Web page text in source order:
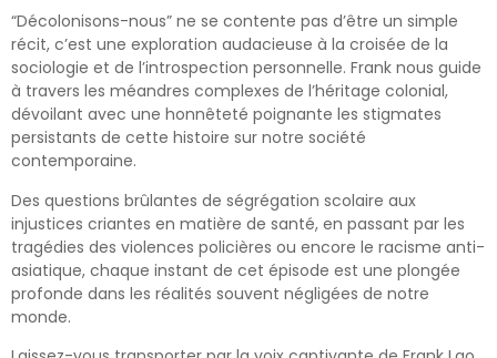
“Décolonisons-nous” ne se contente pas d’être un simple
récit, c’est une exploration audacieuse à la croisée de la
sociologie et de l’introspection personnelle. Frank nous guide
à travers les méandres complexes de l’héritage colonial,
dévoilant avec une honnêteté poignante les stigmates
persistants de cette histoire sur notre société
contemporaine.
Des questions brûlantes de ségrégation scolaire aux
injustices criantes en matière de santé, en passant par les
tragédies des violences policières ou encore le racisme anti-
asiatique, chaque instant de cet épisode est une plongée
profonde dans les réalités souvent négligées de notre
monde.